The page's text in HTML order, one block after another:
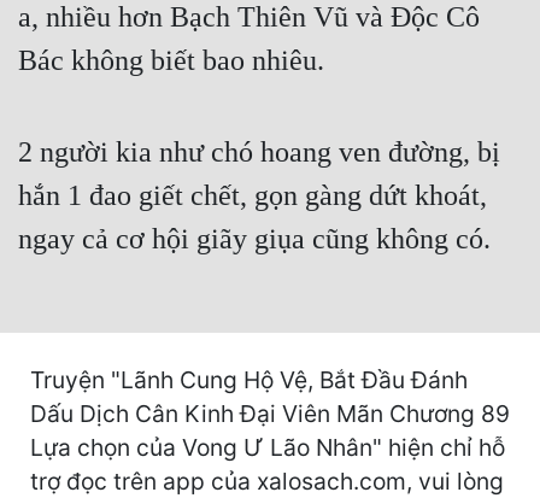
Dã Sử
Gia Đấu
Góc Nhìn Nam
Huyền Nghi
Huyền Ảo
Hài Hước
a, nhiều hơn Bạch Thiên Vũ và Độc Cô
Bác không biết bao nhiêu.
2 người kia như chó hoang ven đường, bị
hắn 1 đao giết chết, gọn gàng dứt khoát,
ngay cả cơ hội giãy giụa cũng không có.
Truyện "Lãnh Cung Hộ Vệ, Bắt Đầu Đánh
Dấu Dịch Cân Kinh Đại Viên Mãn Chương 89
Lựa chọn của Vong Ư Lão Nhân" hiện chỉ hỗ
trợ đọc trên app của xalosach.com, vui lòng